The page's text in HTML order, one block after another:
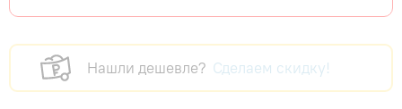
Нашли дешевле? Сделаем скидку!